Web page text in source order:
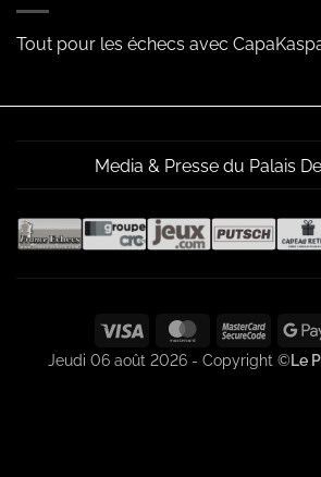
Tout pour les échecs avec
Media & Presse du Palais
Visa MasterCard
2
Jeudi 06 août 2026 - Copyright ©Le